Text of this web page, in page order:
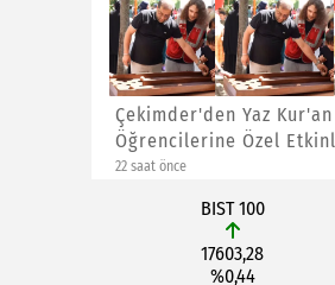
Çekimder'den Yaz Kur'an
Öğrencilerine Özel
22 saat önce
BIST 100
17603,28
%0,44